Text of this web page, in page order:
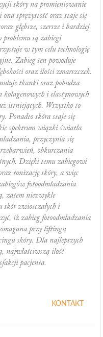
skóry na promieniowanie
sprężystość oraz staje się
głębsze, szersze i bardziej
są zabiegi
w tym celu technologię
Zabieg ten powoduje
oraz ilości zmarszczek.
tkanki oraz pobudza
kolagenowych i elastynowych
istniejących. Wszystko to
Ponadto skóra staje się
spektrum wiązki światła
przyczynia się
obkurczania
Dzięki temu zabiegowi
tonizację skóry, a więc
fotoodmładzania
zatem niezwykle
skór zwiotczałych i
iż zabieg fotoodmładzania
przy liftingu
skóry. Dla najlepszych
najwłaściwszą ilość
pacjenta.
KONTAKT